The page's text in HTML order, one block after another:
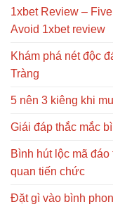
1xbet Review –
Avoid 1xbet review
Khám phá nét độc
Tràng
5 nên 3 kiêng khi
Giái đáp thắc mắc
Bình hút lộc mã
quan tiến chức
Đặt gì vào bình